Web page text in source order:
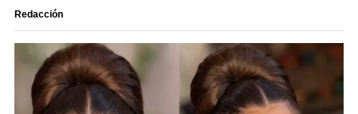
Redacción